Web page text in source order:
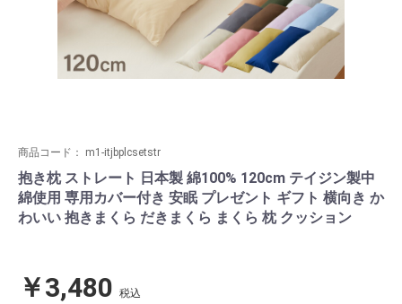
商品コード： m1-itjbplcsetstr
抱き枕 ストレート 日本製 綿100% 120cm テイジン製中
綿使用 専用カバー付き 安眠 プレゼント ギフト 横向き か
わいい 抱きまくら だきまくら まくら 枕 クッション
￥3,480 税込